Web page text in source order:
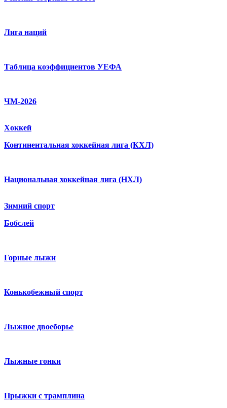
Лига наций
Таблица коэффициентов УЕФА
ЧМ-2026
Хоккей
Континентальная хоккейная лига (КХЛ)
Национальная хоккейная лига (НХЛ)
Зимний спорт
Бобслей
Горные лыжи
Конькобежный спорт
Лыжное двоеборье
Лыжные гонки
Прыжки с трамплина